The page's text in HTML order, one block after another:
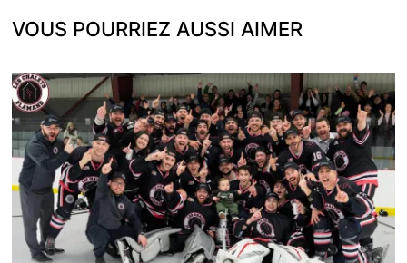
VOUS POURRIEZ AUSSI AIMER